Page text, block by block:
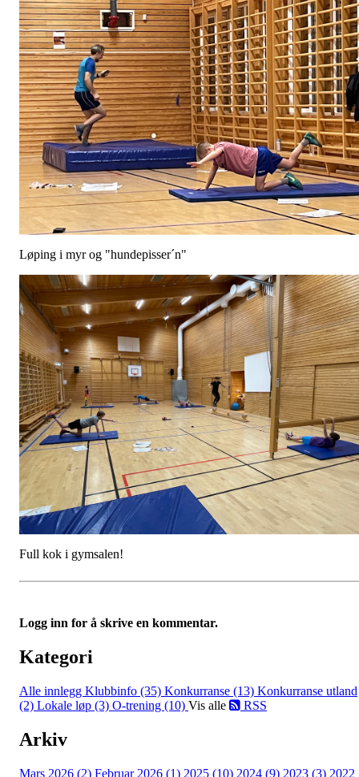
Løping i myr og "hundepisser´n"
Full kok i gymsalen!
Logg inn for å skrive en kommentar.
Kategori
Alle innlegg Klubbinfo (35) Konkurranse (13) Konkurranse utland
(2) Lokale løp (3) O-trening (10) Vis alle RSS
Arkiv
Mars 2026 (2) Februar 2026 (1) 2025 (10) 2024 (9) 2023 (3) 2022